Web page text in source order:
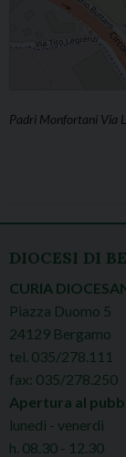
Padri Monfortani Via
DIOCESI DI
CURIA
Piazza Duomo 5
24129 Bergamo
tel. 035/278.111
fax: 035/278.250
Apertura al
lunedì - venerdì
h. 08.30 - 12.30